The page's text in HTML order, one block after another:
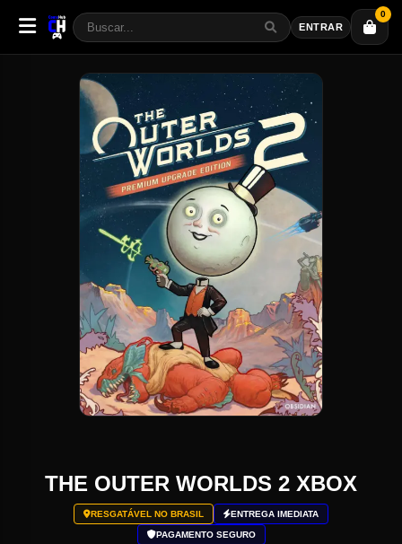
ENTRAR
0
THE OUTER WORLDS 2 XBOX
RESGATÁVEL NO BRASIL ENTREGA IMEDIATA
PAGAMENTO SEGURO